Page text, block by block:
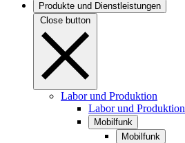
Produkte und Dienstleistungen
Close button
Labor und Produktion
Labor und Produktion
Mobilfunk
Mobilfunk